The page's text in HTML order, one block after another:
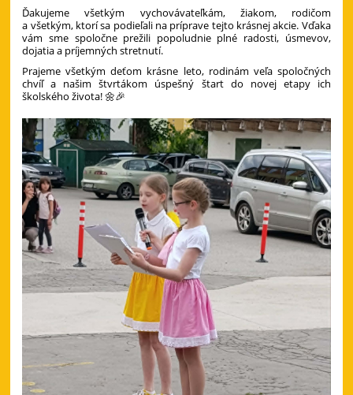
Ďakujeme všetkým vychovávateľkám, žiakom, rodičom
a všetkým, ktorí sa podieľali na príprave tejto krásnej akcie. Vďaka
vám sme spoločne prežili popoludnie plné radosti, úsmevov,
dojatia a príjemných stretnutí.
Prajeme všetkým deťom krásne leto, rodinám veľa spoločných
chvíľ a našim štvrtákom úspešný štart do novej etapy ich
školského života! 🌼🎉